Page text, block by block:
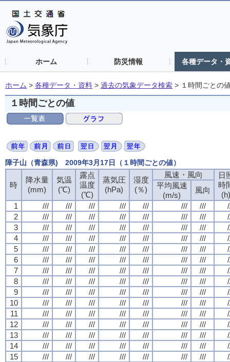
ホーム 防災情報 各種データ・
ホーム > 各種データ・資料 > 過去の気象データ検索 > １時間ごとの
１時間ごとの値
障子山（青森県) 2009年3月17日（１時間ごとの値）
時
降水量
(mm)
気温
(℃)
露点
温度
(℃)
蒸気圧
(hPa)
湿度
(％)
風速・風向
日
時
(h)
平均風速
(m/s)
風向
1
/// /// /// /// /// /// ///
2
/// /// /// /// /// /// ///
3
/// /// /// /// /// /// ///
4
/// /// /// /// /// /// ///
5
/// /// /// /// /// /// ///
6
/// /// /// /// /// /// ///
7
/// /// /// /// /// /// ///
8
/// /// /// /// /// /// ///
9
/// /// /// /// /// /// ///
10
/// /// /// /// /// /// ///
11
/// /// /// /// /// /// ///
12
/// /// /// /// /// /// ///
13
/// /// /// /// /// /// ///
14
/// /// /// /// /// /// ///
15
/// /// /// /// /// /// ///
時
降水量
(mm)
気温
(℃)
露点
温度
(℃)
蒸気圧
(hPa)
湿度
(％)
風速・風向
日
時
(h)
平均風速
(m/s)
風向
1
/// /// /// /// /// /// ///
2
/// /// /// /// /// /// ///
3
/// /// /// /// /// /// ///
4
/// /// /// /// /// /// ///
5
/// /// /// /// /// /// ///
6
/// /// /// /// /// /// ///
7
/// /// /// /// /// /// ///
8
/// /// /// /// /// /// ///
9
/// /// /// /// /// /// ///
10
/// /// /// /// /// /// ///
11
/// /// /// /// /// /// ///
12
/// /// /// /// /// /// ///
13
/// /// /// /// /// /// ///
14
/// /// /// /// /// /// ///
15
/// /// /// /// /// /// ///
時
降水量
(mm)
気温
(℃)
露点
温度
(℃)
蒸気圧
(hPa)
湿度
(％)
風速・風向
日
時
(h)
平均風速
(m/s)
風向
1
/// /// /// /// /// /// ///
2
/// /// /// /// /// /// ///
3
/// /// /// /// /// /// ///
4
/// /// /// /// /// /// ///
5
/// /// /// /// /// /// ///
6
/// /// /// /// /// /// ///
7
/// /// /// /// /// /// ///
8
/// /// /// /// /// /// ///
9
/// /// /// /// /// /// ///
10
/// /// /// /// /// /// ///
11
/// /// /// /// /// /// ///
12
/// /// /// /// /// /// ///
13
/// /// /// /// /// /// ///
14
/// /// /// /// /// /// ///
15
/// /// /// /// /// /// ///
時
降水量
(mm)
気温
(℃)
露点
温度
(℃)
蒸気圧
(hPa)
湿度
(％)
風速・風向
日
時
(h)
平均風速
(m/s)
風向
1
/// /// /// /// /// /// ///
2
/// /// /// /// /// /// ///
3
/// /// /// /// /// /// ///
4
/// /// /// /// /// /// ///
5
/// /// /// /// /// /// ///
6
/// /// /// /// /// /// ///
7
/// /// /// /// /// /// ///
8
/// /// /// /// /// /// ///
9
/// /// /// /// /// /// ///
10
/// /// /// /// /// /// ///
11
/// /// /// /// /// /// ///
12
/// /// /// /// /// /// ///
13
/// /// /// /// /// /// ///
14
/// /// /// /// /// /// ///
15
/// /// /// /// /// /// ///